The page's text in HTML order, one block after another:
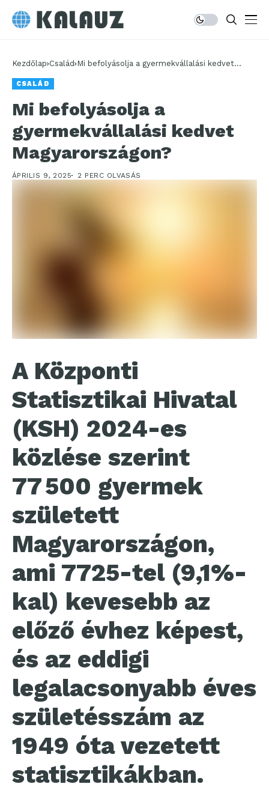
Kezdőlap Család Mi befolyásolja a gyermekvállalási kedvet
CSALÁD
Mi befolyásolja a
gyermekvállalási kedvet
Magyarországon?
ÁPRILIS 9, 2025 2 PERC OLVASÁS
A Központi
Statisztikai Hivatal
(KSH) 2024-es
közlése szerint
77 500 gyermek
született
Magyarországon,
ami 7725-tel (9,1%-
kal) kevesebb az
előző évhez képest,
és az eddigi
legalacsonyabb éves
születésszám az
1949 óta vezetett
statisztikákban.